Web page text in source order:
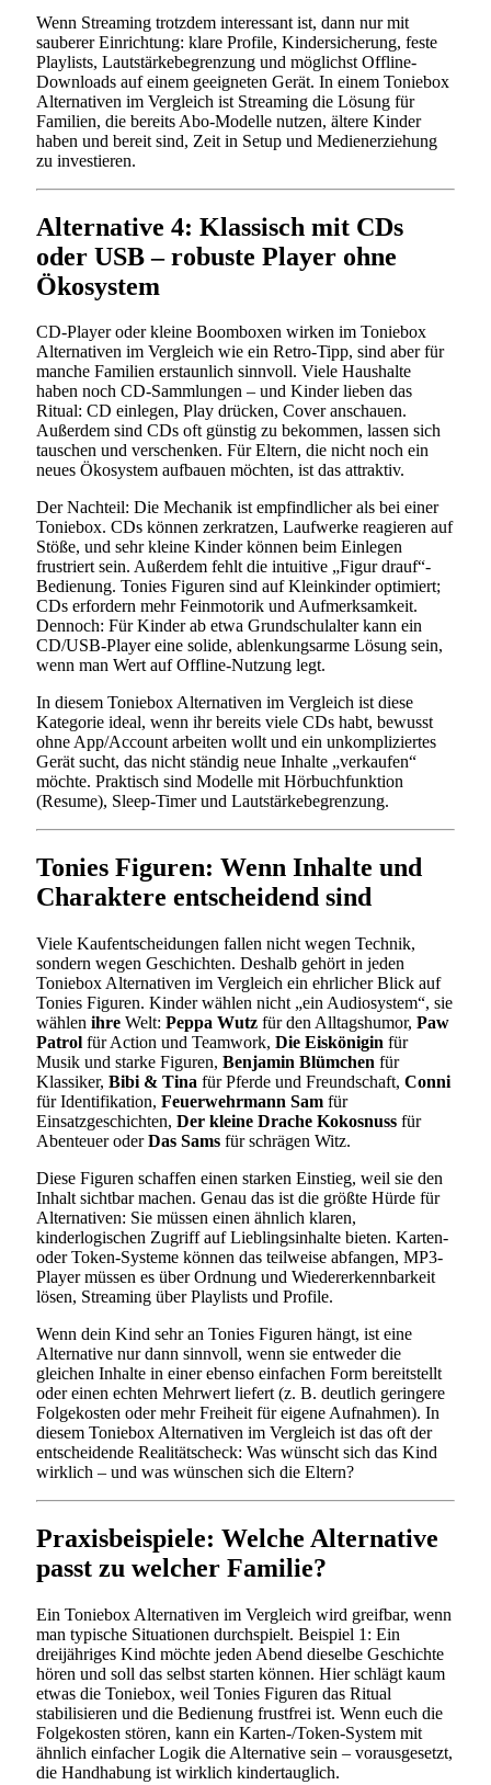
Wenn Streaming trotzdem interessant ist, dann nur mit
sauberer Einrichtung: klare Profile, Kindersicherung, feste
Playlists, Lautstärkebegrenzung und möglichst Offline-
Downloads auf einem geeigneten Gerät. In einem Toniebox
Alternativen im Vergleich ist Streaming die Lösung für
Familien, die bereits Abo-Modelle nutzen, ältere Kinder
haben und bereit sind, Zeit in Setup und Medienerziehung
zu investieren.
Alternative 4: Klassisch mit CDs
oder USB – robuste Player ohne
Ökosystem
CD-Player oder kleine Boomboxen wirken im Toniebox
Alternativen im Vergleich wie ein Retro-Tipp, sind aber für
manche Familien erstaunlich sinnvoll. Viele Haushalte
haben noch CD-Sammlungen – und Kinder lieben das
Ritual: CD einlegen, Play drücken, Cover anschauen.
Außerdem sind CDs oft günstig zu bekommen, lassen sich
tauschen und verschenken. Für Eltern, die nicht noch ein
neues Ökosystem aufbauen möchten, ist das attraktiv.
Der Nachteil: Die Mechanik ist empfindlicher als bei einer
Toniebox. CDs können zerkratzen, Laufwerke reagieren auf
Stöße, und sehr kleine Kinder können beim Einlegen
frustriert sein. Außerdem fehlt die intuitive „Figur drauf“-
Bedienung. Tonies Figuren sind auf Kleinkinder optimiert;
CDs erfordern mehr Feinmotorik und Aufmerksamkeit.
Dennoch: Für Kinder ab etwa Grundschulalter kann ein
CD/USB-Player eine solide, ablenkungsarme Lösung sein,
wenn man Wert auf Offline-Nutzung legt.
In diesem Toniebox Alternativen im Vergleich ist diese
Kategorie ideal, wenn ihr bereits viele CDs habt, bewusst
ohne App/Account arbeiten wollt und ein unkompliziertes
Gerät sucht, das nicht ständig neue Inhalte „verkaufen“
möchte. Praktisch sind Modelle mit Hörbuchfunktion
(Resume), Sleep-Timer und Lautstärkebegrenzung.
Tonies Figuren: Wenn Inhalte und
Charaktere entscheidend sind
Viele Kaufentscheidungen fallen nicht wegen Technik,
sondern wegen Geschichten. Deshalb gehört in jeden
Toniebox Alternativen im Vergleich ein ehrlicher Blick auf
Tonies Figuren. Kinder wählen nicht „ein Audiosystem“, sie
wählen ihre Welt: Peppa Wutz für den Alltagshumor, Paw
Patrol für Action und Teamwork, Die Eiskönigin für
Musik und starke Figuren, Benjamin Blümchen für
Klassiker, Bibi & Tina für Pferde und Freundschaft, Conni
für Identifikation, Feuerwehrmann Sam für
Einsatzgeschichten, Der kleine Drache Kokosnuss für
Abenteuer oderDas Sams für schrägen Witz.
Diese Figuren schaffen einen starken Einstieg, weil sie den
Inhalt sichtbar machen. Genau das ist die größte Hürde für
Alternativen: Sie müssen einen ähnlich klaren,
kinderlogischen Zugriff auf Lieblingsinhalte bieten. Karten-
oder Token-Systeme können das teilweise abfangen, MP3-
Player müssen es über Ordnung und Wiedererkennbarkeit
lösen, Streaming über Playlists und Profile.
Wenn dein Kind sehr an Tonies Figuren hängt, ist eine
Alternative nur dann sinnvoll, wenn sie entweder die
gleichen Inhalte in einer ebenso einfachen Form bereitstellt
oder einen echten Mehrwert liefert (z. B. deutlich geringere
Folgekosten oder mehr Freiheit für eigene Aufnahmen). In
diesem Toniebox Alternativen im Vergleich ist das oft der
entscheidende Realitätscheck: Was wünscht sich das Kind
wirklich – und was wünschen sich die Eltern?
Praxisbeispiele: Welche Alternative
passt zu welcher Familie?
Ein Toniebox Alternativen im Vergleich wird greifbar, wenn
man typische Situationen durchspielt. Beispiel 1: Ein
dreijähriges Kind möchte jeden Abend dieselbe Geschichte
hören und soll das selbst starten können. Hier schlägt kaum
etwas die Toniebox, weil Tonies Figuren das Ritual
stabilisieren und die Bedienung frustfrei ist. Wenn euch die
Folgekosten stören, kann ein Karten-/Token-System mit
ähnlich einfacher Logik die Alternative sein – vorausgesetzt,
die Handhabung ist wirklich kindertauglich.